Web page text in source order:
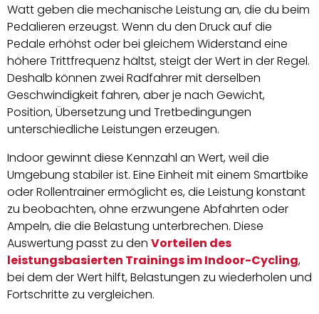
Watt geben die mechanische Leistung an, die du beim
Pedalieren erzeugst. Wenn du den Druck auf die
Pedale erhöhst oder bei gleichem Widerstand eine
höhere Trittfrequenz hältst, steigt der Wert in der Regel.
Deshalb können zwei Radfahrer mit derselben
Geschwindigkeit fahren, aber je nach Gewicht,
Position, Übersetzung und Tretbedingungen
unterschiedliche Leistungen erzeugen.
Indoor gewinnt diese Kennzahl an Wert, weil die
Umgebung stabiler ist. Eine Einheit mit einem Smartbike
oder Rollentrainer ermöglicht es, die Leistung konstant
zu beobachten, ohne erzwungene Abfahrten oder
Ampeln, die die Belastung unterbrechen. Diese
Auswertung passt zu den Vorteilen des
leistungsbasierten Trainings im Indoor-Cycling,
bei dem der Wert hilft, Belastungen zu wiederholen und
Fortschritte zu vergleichen.